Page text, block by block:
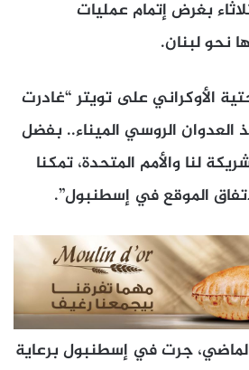
بغرض إتمام عمليات
نحو لبنان.
الأوكراني على تويتر “غادرت
الروسي الميناء.. بفضل
لنا والأمم المتحدة، تمكنا
الموقع في إسطنبول”.
الماضي، جرت في إسطنبول برعاية